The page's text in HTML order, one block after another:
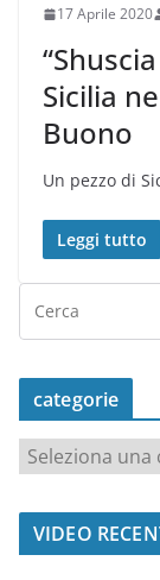
17 Aprile 2020
Sicilia
Buono
Un pezzo di
Leggi tutto
categorie
t
VIDEO